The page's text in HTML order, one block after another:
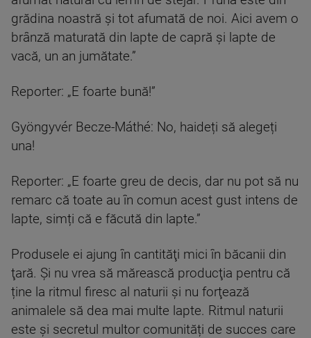
grădina noastră și tot afumată de noi. Aici avem o
brânză maturată din lapte de capră și lapte de
vacă, un an jumătate.”
Reporter: „E foarte bună!”
Gyöngyvér Becze-Máthé: No, haideți să alegeți
una!
Reporter: „E foarte greu de decis, dar nu pot să nu
remarc că toate au în comun acest gust intens de
lapte, simți că e făcută din lapte.”
Produsele ei ajung în cantităţi mici în băcanii din
ţară. Şi nu vrea să mărească producţia pentru că
ține la ritmul firesc al naturii şi nu forţează
animalele să dea mai multe lapte. Ritmul naturii
este și secretul multor comunități de succes care